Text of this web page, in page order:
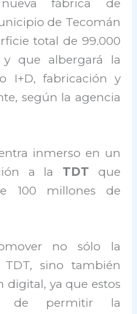
fábrica de
de Tecomán
total de 99.000
y que albergará la
I+D, fabricación y
según la agencia
inmerso en un
a la TDT que
100 millones de
no sólo la
sino también
digital, ya que estos
de permitir la